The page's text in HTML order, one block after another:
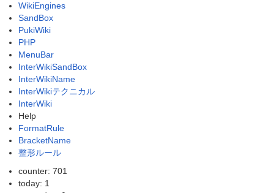
WikiEngines
SandBox
PukiWiki
PHP
MenuBar
InterWikiSandBox
InterWikiName
InterWikiテクニカル
InterWiki
Help
FormatRule
BracketName
整形ルール
counter: 701
today: 1